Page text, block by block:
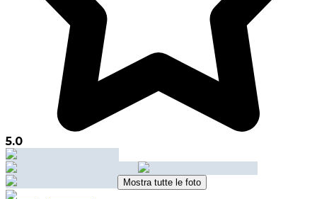
5.0
Mostra tutte le foto